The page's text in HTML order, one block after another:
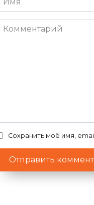
Комментарий
Сохранить моё имя,